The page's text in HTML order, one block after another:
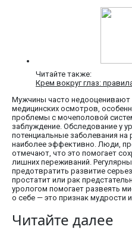
Читайте также:
Крем вокруг глаз:
Мужчины часто недооценивают
медицинских осмотров,
проблемы с мочеполовой
заблуждение. Обследование у
потенциальные заболевания на
наиболее эффективно. Люди,
отмечают, что это помогает
лишних переживаний.
предотвратить развитие
простатит или рак
урологом помогает развеять
о себе — это признак мудрости
Читайте далее